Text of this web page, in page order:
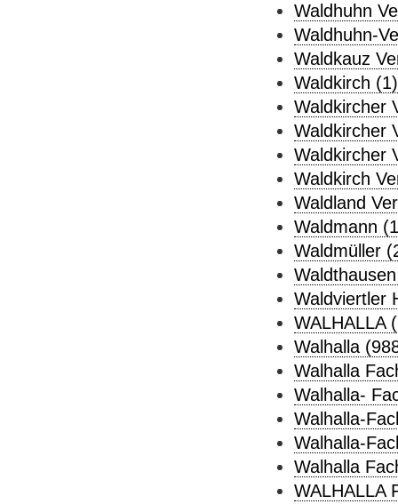
Waldhuhn
Waldhuhn-
Waldkauz
Waldkirch (1)
Waldkircher
Waldkircher
Waldkircher
Waldkirch
Waldland
Waldmann
Waldmüller
Waldviertler
WALHALLA
Walhalla
Walhalla
Walhalla-
Walhalla-
Walhalla-
Walhalla
WALHALLA